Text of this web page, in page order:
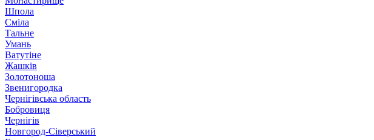
Шпола
Сміла
Тальне
Умань
Ватутіне
Жашків
Золотоноша
Звенигородка
Чернігівська область
Бобровиця
Чернігів
Новгород-Сіверський